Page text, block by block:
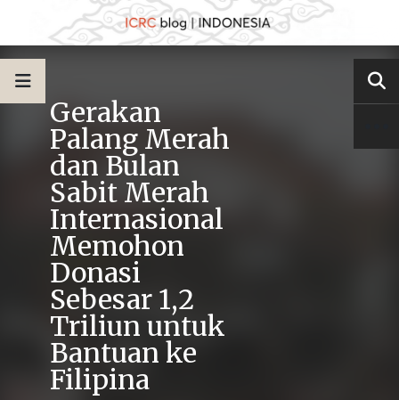
Gerakan
Palang Merah
dan Bulan
Sabit Merah
Internasional
Memohon
Donasi
Sebesar 1,2
Triliun untuk
Bantuan ke
Filipina